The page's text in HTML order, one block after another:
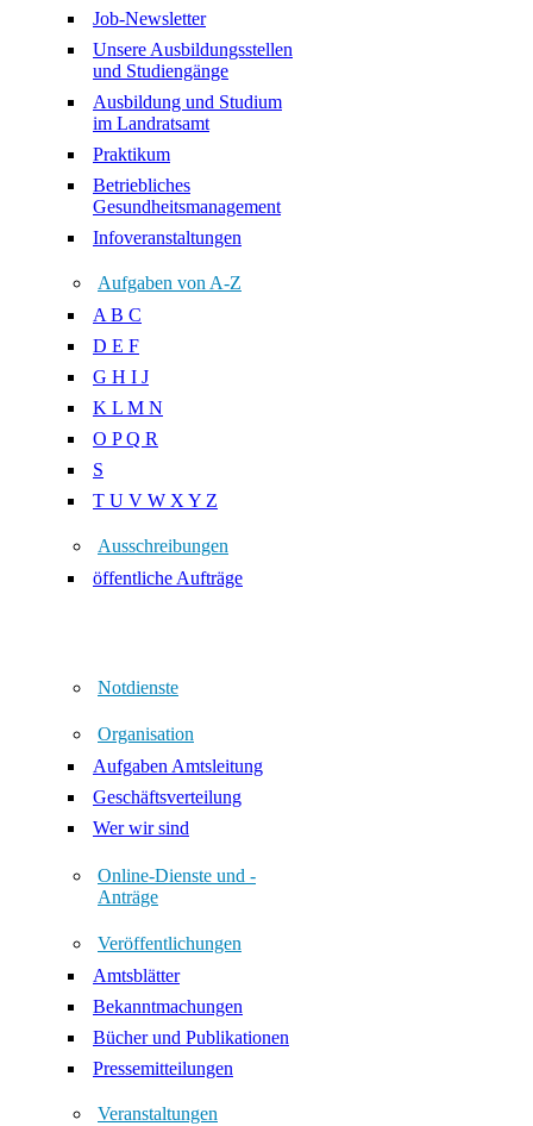
Job-Newsletter
Unsere Ausbildungsstellen
und Studiengänge
Ausbildung und Studium
im Landratsamt
Praktikum
Betriebliches
Gesundheitsmanagement
Infoveranstaltungen
Aufgaben von A-Z
A B C
D E F
G H I J
K L M N
O P Q R
S
T U V W X Y Z
Ausschreibungen
öffentliche Aufträge
Notdienste
Organisation
Aufgaben Amtsleitung
Geschäftsverteilung
Wer wir sind
Online-Dienste und -
Anträge
Veröffentlichungen
Amtsblätter
Bekanntmachungen
Bücher und Publikationen
Pressemitteilungen
Veranstaltungen